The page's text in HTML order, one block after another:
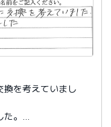
換を考えていまし
。